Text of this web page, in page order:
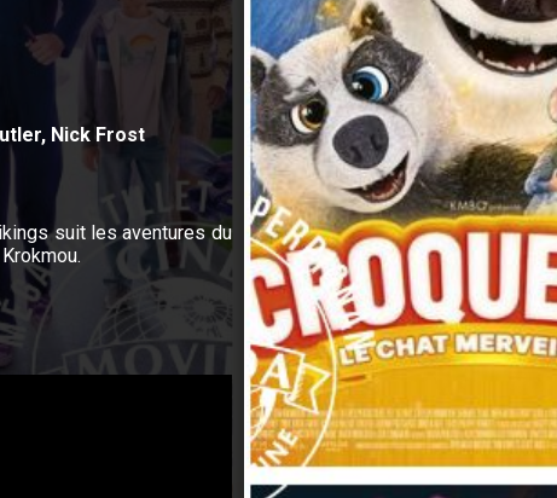
Nick Frost
suit les aventures du